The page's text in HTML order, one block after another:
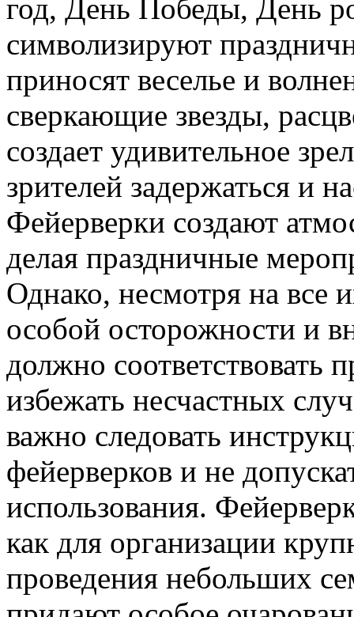
год, День Победы, День
символизируют
приносят веселье и
сверкающие звезды,
создает удивительное
зрителей задержаться и
Фейерверки создают
делая праздничные
Однако, несмотря на все
особой осторожности и
должно соответствовать
избежать несчастных
важно следовать
фейерверков и не
использования.
как для организации
проведения небольших